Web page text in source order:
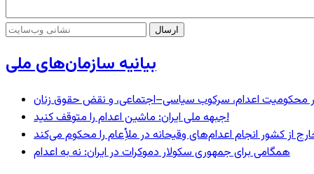
بیانیه سازمان‌های ملی
در محکومیت اعدام، سرکوب سیاسی–اجتماعی، و نقض حقوق زنان
جبهه ملی ایران: ماشین اعدام را متوقف کنید!
از کشور انجام اعدام‌های وقیحانه در ملأِعام را محکوم می‌کند
همگامی برای جمهوری سکولار دموکرات در ایران: نه به اعدام